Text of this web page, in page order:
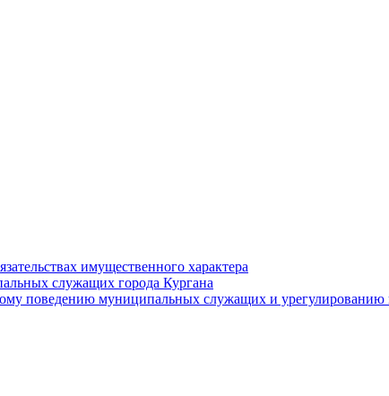
имущественного характера
служащих города Кургана
поведению муниципальных служащих и урегулированию